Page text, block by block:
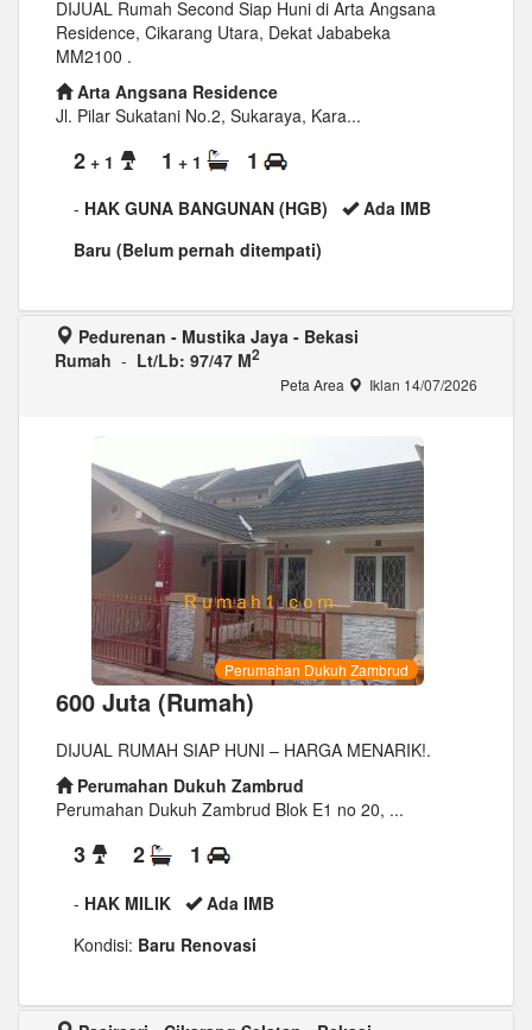
DIJUAL Rumah Second Siap Huni di Arta Angsana
Residence, Cikarang Utara, Dekat Jababeka
MM2100 .
Arta Angsana Residence
Jl. Pilar Sukatani No.2, Sukaraya, Kara...
2 + 1 1 + 1 1
- HAK GUNA BANGUNAN (HGB)
Ada IMB
Baru (Belum pernah ditempati)
Pedurenan - Mustika Jaya - Bekasi
Rumah - Lt/Lb: 97/47 M2
Peta Area Iklan 14/07/2026
Perumahan Dukuh Zambrud
600 Juta (Rumah)
DIJUAL RUMAH SIAP HUNI – HARGA MENARIK!.
Perumahan Dukuh Zambrud
Perumahan Dukuh Zambrud Blok E1 no 20, ...
3 2 1
- HAK MILIK
Ada IMB
Kondisi: Baru Renovasi